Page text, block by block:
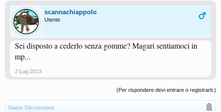
scannachiappolo
Utente
Sei disposto a cederlo senza gomme? Magari sentiamoci in
mp...
2 Lug 2013
(Per rispondere devi entrare o registrarti.)
Status Discussione: